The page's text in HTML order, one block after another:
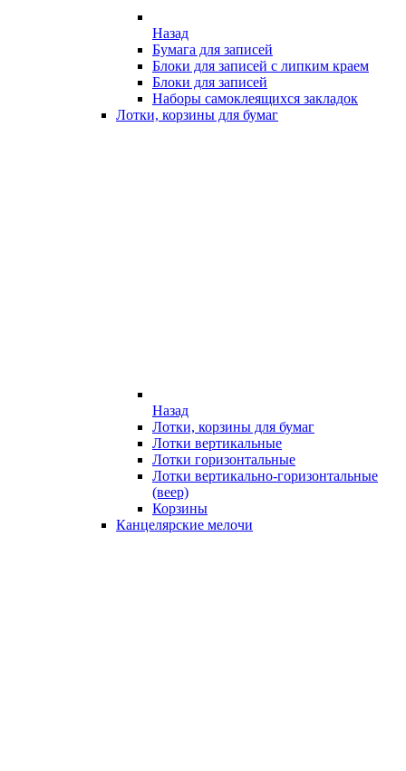
Назад
Бумага для записей
Блоки для записей с липким краем
Блоки для записей
Наборы самоклеящихся закладок
Лотки, корзины для бумаг
Назад
Лотки, корзины для бумаг
Лотки вертикальные
Лотки горизонтальные
Лотки вертикально-горизонтальные
(веер)
Корзины
Канцелярские мелочи